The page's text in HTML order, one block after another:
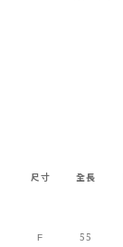
尺寸 全長
F 55